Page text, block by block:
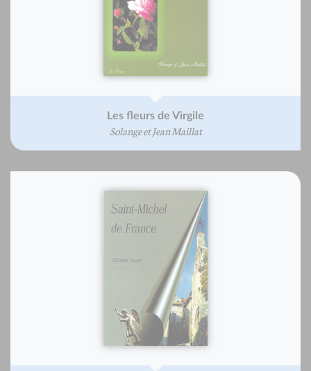
Les fleurs de Virgile
Solange et Jean Maillat